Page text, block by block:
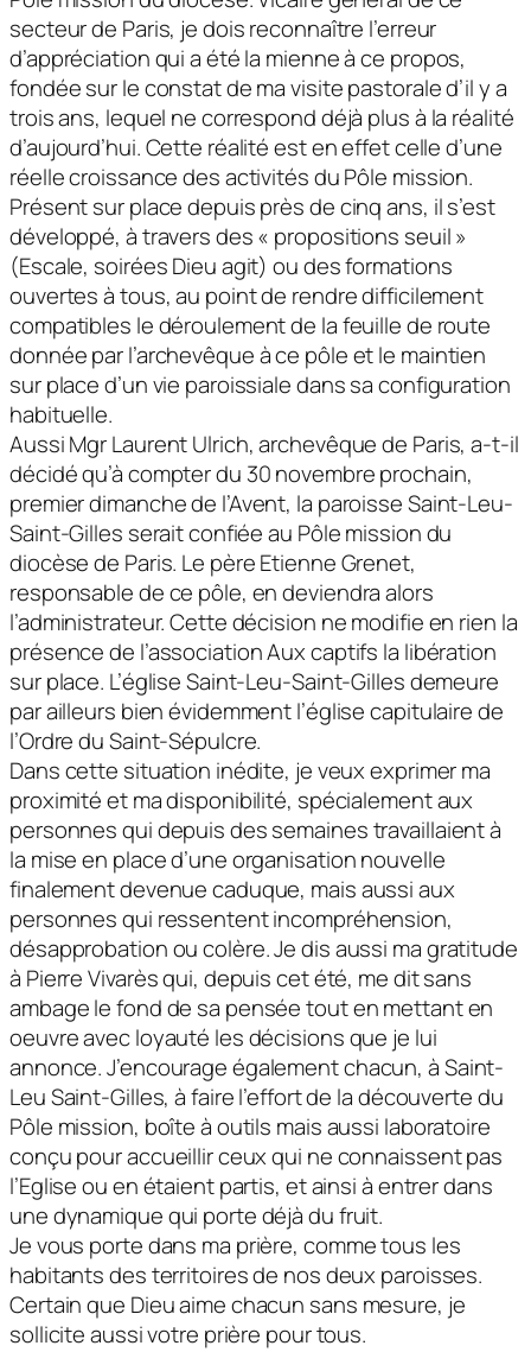
secteur de Paris, je dois reconnaître l’erreur
d’appréciation qui a été la mienne à ce propos,
fondée sur le constat de ma visite pastorale d’il y a
trois ans, lequel ne correspond déjà plus à la réalité
d’aujourd’hui. Cette réalité est en effet celle d’une
réelle croissance des activités du Pôle mission.
Présent sur place depuis près de cinq ans, il s’est
développé, à travers des « propositions seuil »
(Escale, soirées Dieu agit) ou des formations
ouvertes à tous, au point de rendre difficilement
compatibles le déroulement de la feuille de route
donnée par l’archevêque à ce pôle et le maintien
sur place d’un vie paroissiale dans sa configuration
habituelle.
Aussi Mgr Laurent Ulrich, archevêque de Paris, a-t-il
décidé qu’à compter du 30 novembre prochain,
premier dimanche de l’Avent, la paroisse Saint-Leu-
Saint-Gilles serait confiée au Pôle mission du
diocèse de Paris. Le père Etienne Grenet,
responsable de ce pôle, en deviendra alors
l’administrateur. Cette décision ne modifie en rien la
présence de l’association Aux captifs la libération
sur place. L’église Saint-Leu-Saint-Gilles demeure
par ailleurs bien évidemment l’église capitulaire de
l’Ordre du Saint-Sépulcre.
Dans cette situation inédite, je veux exprimer ma
proximité et ma disponibilité, spécialement aux
personnes qui depuis des semaines travaillaient à
la mise en place d’une organisation nouvelle
finalement devenue caduque, mais aussi aux
personnes qui ressentent incompréhension,
désapprobation ou colère. Je dis aussi ma gratitude
à Pierre Vivarès qui, depuis cet été, me dit sans
ambage le fond de sa pensée tout en mettant en
oeuvre avec loyauté les décisions que je lui
annonce. J’encourage également chacun, à Saint-
Leu Saint-Gilles, à faire l’effort de la découverte du
Pôle mission, boîte à outils mais aussi laboratoire
conçu pour accueillir ceux qui ne connaissent pas
l’Eglise ou en étaient partis, et ainsi à entrer dans
une dynamique qui porte déjà du fruit.
Je vous porte dans ma prière, comme tous les
habitants des territoires de nos deux paroisses.
Certain que Dieu aime chacun sans mesure, je
sollicite aussi votre prière pour tous.